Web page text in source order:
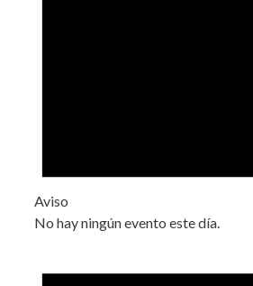
Aviso
No hay ningún evento este día.